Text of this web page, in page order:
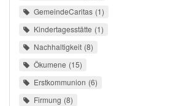
GemeindeCaritas 1
Kindertagesstätte 1
Nachhaltigkeit 8
Ökumene 15
Erstkommunion 6
Firmung 8